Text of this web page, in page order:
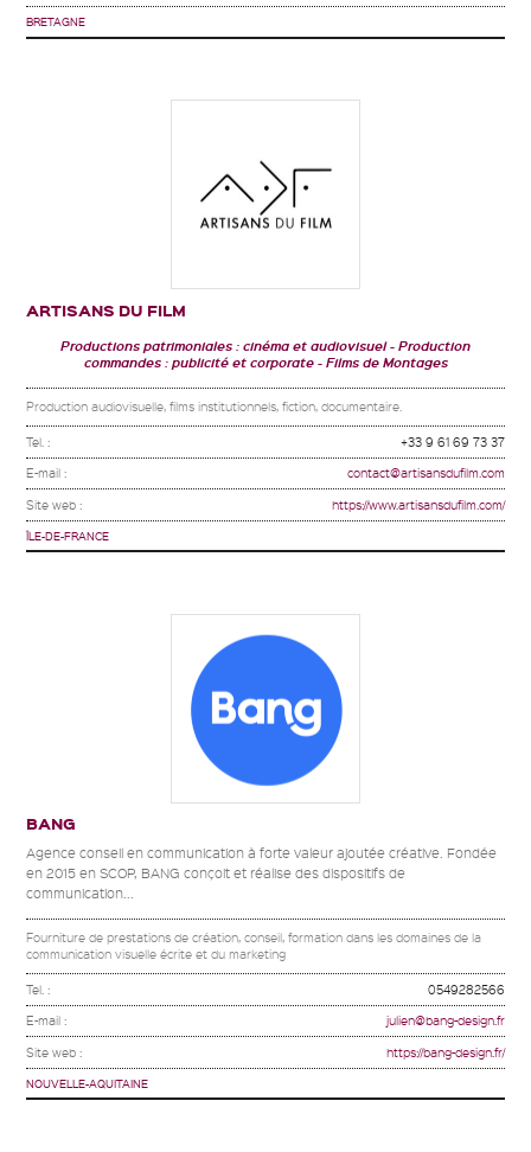
BRETAGNE
ARTISANS DU FILM
Productions patrimoniales : cinéma et audiovisuel
Production
commandes : publicité et corporate
Films de Montages
Production audiovisuelle, films institutionnels, fiction, documentaire.
Tel. : +33 9 61 69 73 37
E-mail : contact@artisansdufilm.com
Site web : https://www.artisansdufilm.com/
ÎLE-DE-FRANCE
BANG
Agence conseil en communication à forte valeur ajoutée créative. Fondée
en 2015 en SCOP, BANG conçoit et réalise des dispositifs de
communication...
Fourniture de prestations de création, conseil, formation dans les domaines de la
communication visuelle écrite et du marketing
Tel. : 0549282566
E-mail : julien@bang-design.fr
Site web : https://bang-design.fr/
NOUVELLE-AQUITAINE